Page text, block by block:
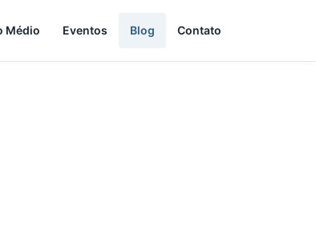
Médio Eventos Blog Contato